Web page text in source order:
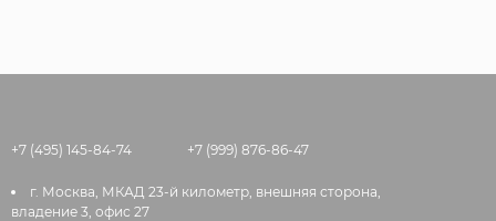
+7 (495) 145-84-74 +7 (999) 876-86-47
г. Москва, МКАД 23-й километр, внешняя сторона,
владение 3, офис 27